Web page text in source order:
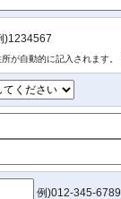
)1234567
が自動的に記入されます。
例)012-345-